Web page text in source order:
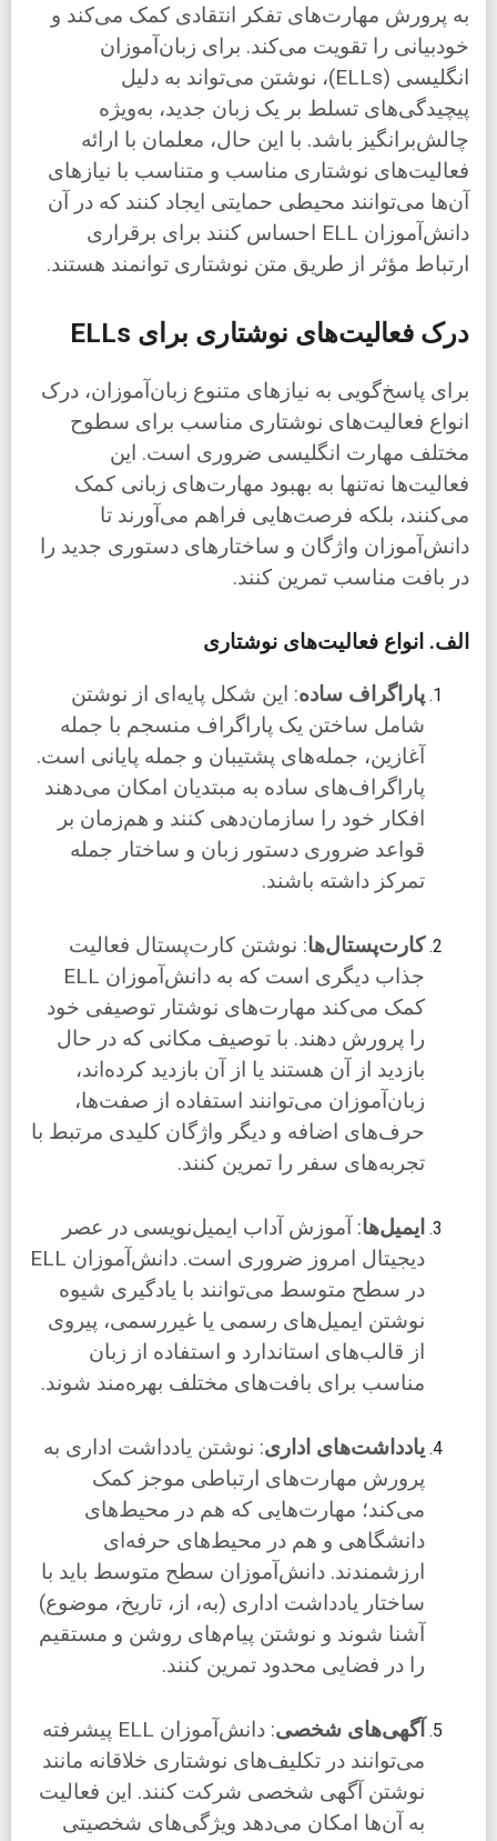
به پرورش مهارت‌های تفکر انتقادی کمک می‌کند و
خودبیانی را تقویت می‌کند. برای زبان‌آموزان
انگلیسی (ELLs)، نوشتن می‌تواند به دلیل
پیچیدگی‌های تسلط بر یک زبان جدید، به‌ویژه
چالش‌برانگیز باشد. با این حال، معلمان با ارائه
فعالیت‌های نوشتاری مناسب و متناسب با نیازهای
آن‌ها می‌توانند محیطی حمایتی ایجاد کنند که در آن
دانش‌آموزان ELL احساس کنند برای برقراری
ارتباط مؤثر از طریق متن نوشتاری توانمند هستند.
درک فعالیت‌های نوشتاری برای ELLs
برای پاسخ‌گویی به نیازهای متنوع زبان‌آموزان، درک
انواع فعالیت‌های نوشتاری مناسب برای سطوح
مختلف مهارت انگلیسی ضروری است. این
فعالیت‌ها نه‌تنها به بهبود مهارت‌های زبانی کمک
می‌کنند، بلکه فرصت‌هایی فراهم می‌آورند تا
دانش‌آموزان واژگان و ساختارهای دستوری جدید را
در بافت مناسب تمرین کنند.
الف. انواع فعالیت‌های نوشتاری
پاراگراف ساده: این شکل پایه‌ای از نوشتن
شامل ساختن یک پاراگراف منسجم با جمله
آغازین، جمله‌های پشتیبان و جمله پایانی است.
پاراگراف‌های ساده به مبتدیان امکان می‌دهند
افکار خود را سازمان‌دهی کنند و هم‌زمان بر
قواعد ضروری دستور زبان و ساختار جمله
تمرکز داشته باشند.
کارت‌پستال‌ها: نوشتن کارت‌پستال فعالیت
جذاب دیگری است که به دانش‌آموزان ELL
کمک می‌کند مهارت‌های نوشتار توصیفی خود
را پرورش دهند. با توصیف مکانی که در حال
بازدید از آن هستند یا از آن بازدید کرده‌اند،
زبان‌آموزان می‌توانند استفاده از صفت‌ها،
حرف‌های اضافه و دیگر واژگان کلیدی مرتبط با
تجربه‌های سفر را تمرین کنند.
ایمیل‌ها: آموزش آداب ایمیل‌نویسی در عصر
دیجیتال امروز ضروری است. دانش‌آموزان ELL
در سطح متوسط می‌توانند با یادگیری شیوه
نوشتن ایمیل‌های رسمی یا غیررسمی، پیروی
از قالب‌های استاندارد و استفاده از زبان
مناسب برای بافت‌های مختلف بهره‌مند شوند.
یادداشت‌های اداری: نوشتن یادداشت اداری به
پرورش مهارت‌های ارتباطی موجز کمک
می‌کند؛ مهارت‌هایی که هم در محیط‌های
دانشگاهی و هم در محیط‌های حرفه‌ای
ارزشمندند. دانش‌آموزان سطح متوسط باید با
ساختار یادداشت اداری (به، از، تاریخ، موضوع)
آشنا شوند و نوشتن پیام‌های روشن و مستقیم
را در فضایی محدود تمرین کنند.
آگهی‌های شخصی
: دانش‌آموزان ELL پیشرفته
می‌توانند در تکلیف‌های نوشتاری خلاقانه مانند
نوشتن آگهی شخصی شرکت کنند. این فعالیت
به آن‌ها امکان می‌دهد ویژگی‌های شخصیتی